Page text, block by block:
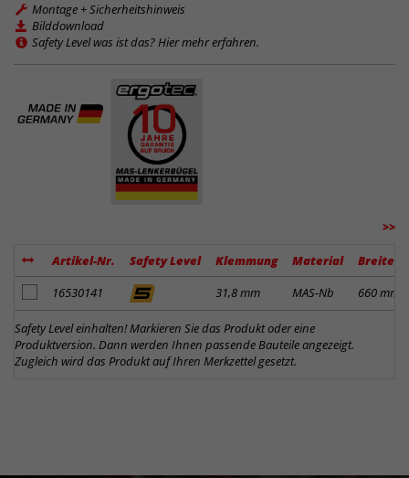
Montage + Sicherheitshinweis
Bilddownload
Safety Level was ist das? Hier mehr erfahren.
>>
Artikel-Nr. Safety Level Klemmung Material
Breite
Artikel zum Merkzettel hinzufügen
16530141 31,8 mm MAS-Nb 660 mm
Safety Level einhalten! Markieren Sie das Produkt oder eine
Produktversion. Dann werden Ihnen passende Bauteile angezeigt.
Zugleich wird das Produkt auf Ihren Merkzettel gesetzt.